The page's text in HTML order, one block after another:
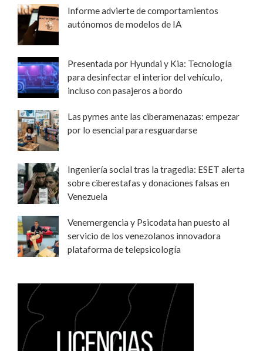
Informe advierte de comportamientos
autónomos de modelos de IA
Presentada por Hyundai y Kia: Tecnología
para desinfectar el interior del vehículo,
incluso con pasajeros a bordo
Las pymes ante las ciberamenazas: empezar
por lo esencial para resguardarse
Ingeniería social tras la tragedia: ESET alerta
sobre ciberestafas y donaciones falsas en
Venezuela
Venemergencia y Psicodata han puesto al
servicio de los venezolanos innovadora
plataforma de telepsicología